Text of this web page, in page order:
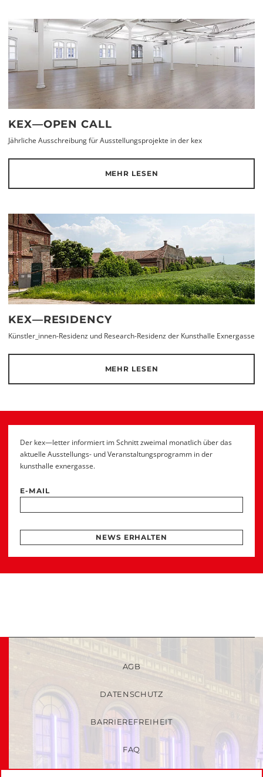
KEX—OPEN CALL
Jährliche Ausschreibung für Ausstellungsprojekte in der kex
MEHR LESEN
KEX—RESIDENCY
Künstler_innen-Residenz und Research-Residenz der Kunsthalle Exnergasse
MEHR LESEN
Der kex—letter informiert im Schnitt zweimal monatlich über das
aktuelle Ausstellungs- und Veranstaltungsprogramm in der
kunsthalle exnergasse.
E-MAIL
NEWS ERHALTEN
AGB
DATENSCHUTZ
BARRIEREFREIHEIT
FAQ